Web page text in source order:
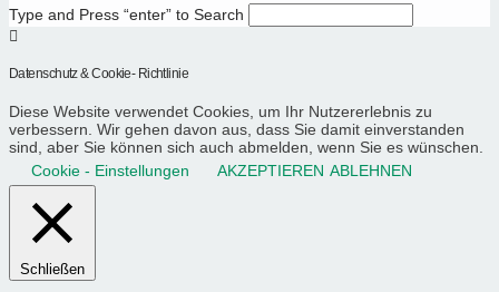
Type and Press “enter” to Search
Datenschutz & Cookie- Richtlinie
Diese Website verwendet Cookies, um Ihr Nutzererlebnis zu
verbessern. Wir gehen davon aus, dass Sie damit einverstanden
sind, aber Sie können sich auch abmelden, wenn Sie es wünschen.
Cookie - Einstellungen
AKZEPTIEREN ABLEHNEN
Schließen